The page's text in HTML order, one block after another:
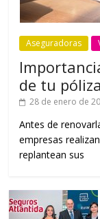
Aseguradoras
de tu
28 de enero de
Antes de
empresas
replantean sus